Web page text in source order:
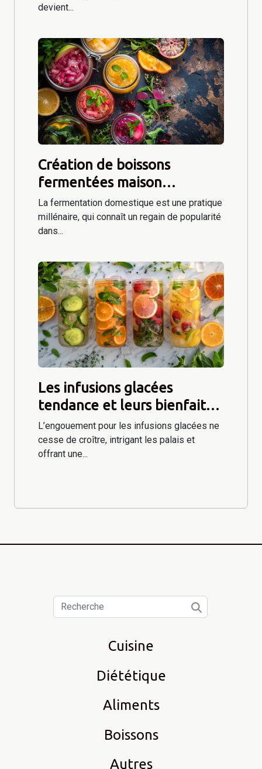
devient...
Création de boissons
fermentées maison
tendances et techniques de
fermentation pour
débutants
La fermentation domestique est une pratique
millénaire, qui connaît un regain de popularité
dans...
Les infusions glacées
tendance et leurs bienfaits
secrets
L’engouement pour les infusions glacées ne
cesse de croître, intrigant les palais et
offrant une...
Cuisine
Diététique
Aliments
Boissons
Autres